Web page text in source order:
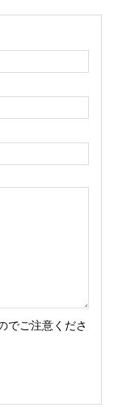
でご注意くださ